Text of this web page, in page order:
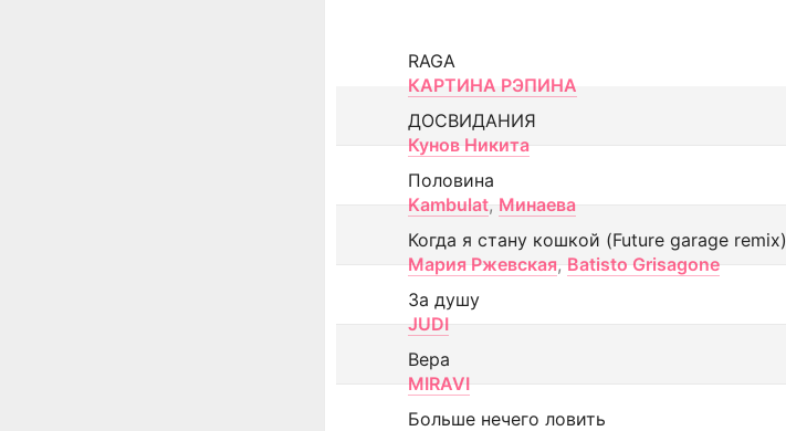
RAGA
КАРТИНА РЭПИНА
ДОСВИДАНИЯ
Кунов Никита
Половина
Kambulat, Минаева
Когда я стану кошкой (Future garage remix)
Мария Ржевская, Batisto Grisagone
За душу
JUDI
Вера
MIRAVI
Больше нечего ловить